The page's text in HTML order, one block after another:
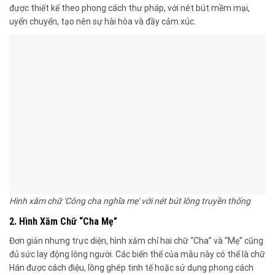
được thiết kế theo phong cách thư pháp, với nét bút mềm mại,
uyển chuyển, tạo nên sự hài hòa và đầy cảm xúc.
Hình xăm chữ 'Công cha nghĩa mẹ' với nét bút lông truyền thống
2. Hình Xăm Chữ “Cha Mẹ”
Đơn giản nhưng trực diện, hình xăm chỉ hai chữ “Cha” và “Mẹ” cũng
đủ sức lay động lòng người. Các biến thể của mẫu này có thể là chữ
Hán được cách điệu, lồng ghép tinh tế hoặc sử dụng phong cách